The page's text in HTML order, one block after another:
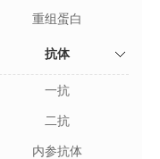
重组蛋白
抗体
一抗
二抗
内参抗体